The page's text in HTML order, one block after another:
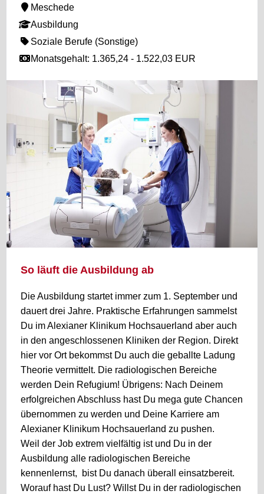
Meschede
Ausbildung
Soziale Berufe (Sonstige)
Monatsgehalt: 1.365,24 - 1.522,03 EUR
So läuft die Ausbildung ab
Die Ausbildung startet immer zum 1. September und
dauert drei Jahre. Praktische Erfahrungen sammelst
Du im Alexianer Klinikum Hochsauerland aber auch
in den angeschlossenen Kliniken der Region. Direkt
hier vor Ort bekommst Du auch die geballte Ladung
Theorie vermittelt. Die radiologischen Bereiche
werden Dein Refugium! Übrigens: Nach Deinem
erfolgreichen Abschluss hast Du mega gute Chancen
übernommen zu werden und Deine Karriere am
Alexianer Klinikum Hochsauerland zu pushen.
Weil der Job extrem vielfältig ist und Du in der
Ausbildung alle radiologischen Bereiche
kennenlernst, bist Du danach überall einsatzbereit.
Worauf hast Du Lust? Willst Du in der radiologischen